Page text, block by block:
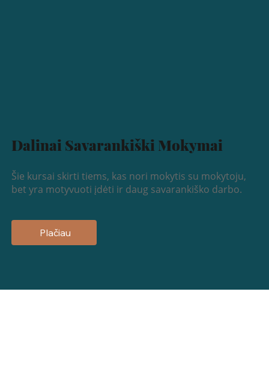
Dalinai Savarankiški Mokymai
Šie kursai skirti tiems, kas nori mokytis su mokytoju,
bet yra motyvuoti įdėti ir daug savarankiško darbo.
Plačiau